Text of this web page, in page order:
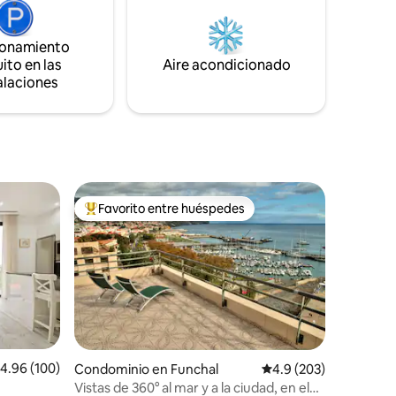
que
une a la comodidad y el lujo, con una
piscina natural, Honesty Bar y unas
impresionantes vistas al mar y a la
cascada. 💧🌿 Más fotos y vibras:
en las
Aire acondicionado
promedio: 4.96 de 5; 100 evaluaciones
4.96 (100)
De los mejores en Favorito entre huéspedes
Favorito entre huéspedes
Condominio en Funchal Calificación
4.9 (203)
Vistas de 360° al mar y a la ciudad, en el